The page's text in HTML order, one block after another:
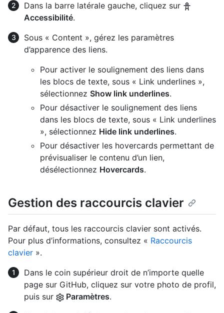
Dans la barre latérale gauche, cliquez sur
Accessibilité.
Sous « Content », gérez les paramètres
d’apparence des liens.
Pour activer le soulignement des liens dans
les blocs de texte, sous « Link underlines »,
sélectionnez Show link underlines.
Pour désactiver le soulignement des liens
dans les blocs de texte, sous « Link underlines
», sélectionnez Hide link underlines.
Pour désactiver les hovercards permettant de
prévisualiser le contenu d’un lien,
désélectionnez Hovercards.
Gestion des raccourcis clavier
Par défaut, tous les raccourcis clavier sont activés.
Pour plus d’informations, consultez « Raccourcis
clavier ».
Dans le coin supérieur droit de n’importe quelle
page sur GitHub, cliquez sur votre photo de profil,
puis sur
Paramètres.